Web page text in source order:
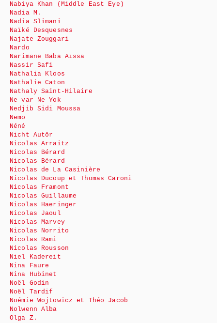
Nabiya Khan (Middle East Eye)
Nadia M.
Nadia Slimani
Naïké Desquesnes
Najate Zouggari
Nardo
Narimane Baba Aïssa
Nassir Safi
Nathalia Kloos
Nathalie Caton
Nathaly Saint-Hilaire
Ne var Ne Yok
Nedjib Sidi Moussa
Nemo
Néné
Nicht Autör
Nicolas Arraitz
Nicolas Bérard
Nicolas Bérard
Nicolas de La Casinière
Nicolas Ducoup et Thomas Caroni
Nicolas Framont
Nicolas Guillaume
Nicolas Haeringer
Nicolas Jaoul
Nicolas Marvey
Nicolas Norrito
Nicolas Rami
Nicolas Rousson
Niel Kadereit
Nina Faure
Nina Hubinet
Noël Godin
Noël Tardif
Noémie Wojtowicz et Théo Jacob
Nolwenn Alba
Olga Z.